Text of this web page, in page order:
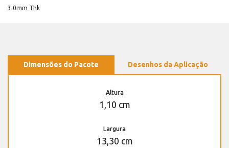
3.0mm Thk
Dimensões do Pacote Desenhos da Aplicação
Altura
1,10 cm
Largura
13,30 cm